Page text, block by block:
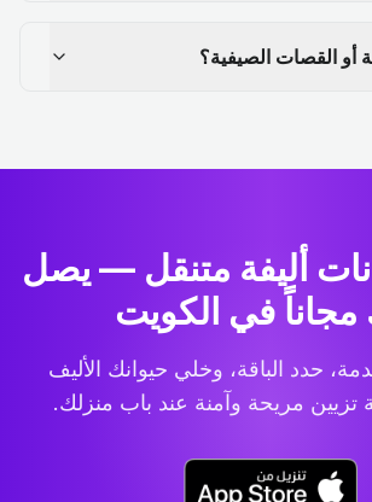
أو القصات الصيفية؟
أليفة متنقل — يصل
مجاناً في الكويت
حدد الباقة، وخلي حيوانك الأليف
تزيين مريحة وآمنة عند باب منزلك.